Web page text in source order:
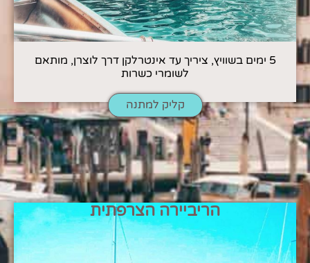
5 ימים בשוויץ, ציריך עד אינטרלקן דרך לוצרן, מותאם
לשומרי כשרות
קליק למתנה
הריביירה הצרפתית